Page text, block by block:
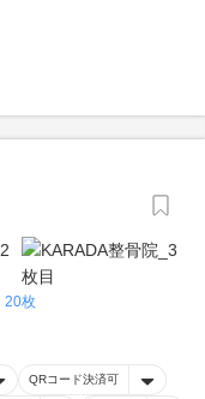
20枚
QRコード決済可